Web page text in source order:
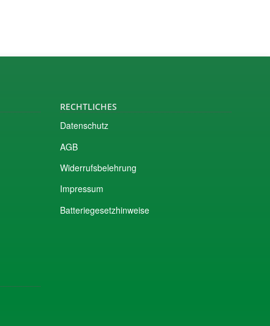
RECHTLICHES
Datenschutz
AGB
Widerrufsbelehrung
Impressum
Batteriegesetzhinweise